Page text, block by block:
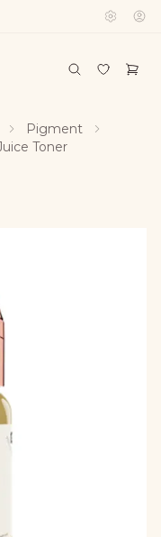
Pigment
Toner